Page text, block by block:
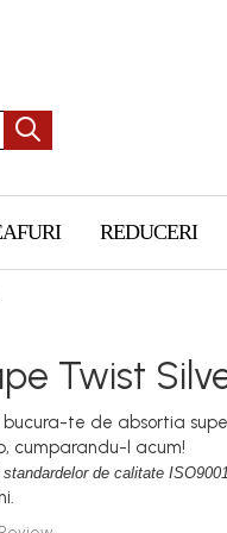
REDUCERI
Twist
te de absortia
cumparandu-l acum!
de calitate